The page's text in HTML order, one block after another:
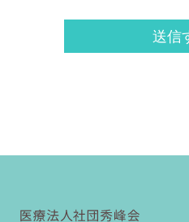
において取得する個人
し、あらかじめ定めら
取り扱いに関する方針
にあります。掲示され